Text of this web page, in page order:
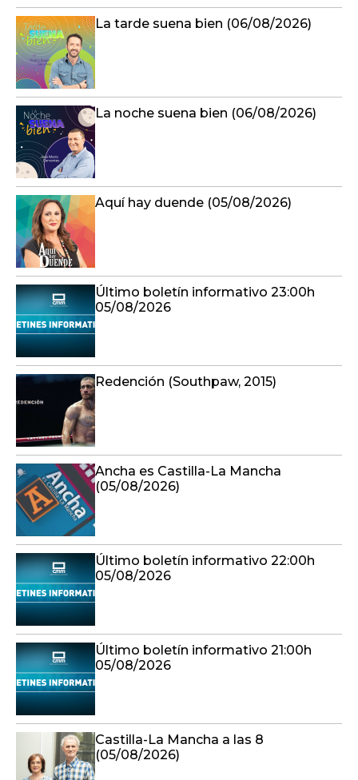
La tarde suena bien (06/08/2026)
La noche suena bien (06/08/2026)
Aquí hay duende (05/08/2026)
Último boletín informativo 23:00h
05/08/2026
Redención (Southpaw, 2015)
Ancha es Castilla-La Mancha
(05/08/2026)
Último boletín informativo 22:00h
05/08/2026
Último boletín informativo 21:00h
05/08/2026
Castilla-La Mancha a las 8
(05/08/2026)